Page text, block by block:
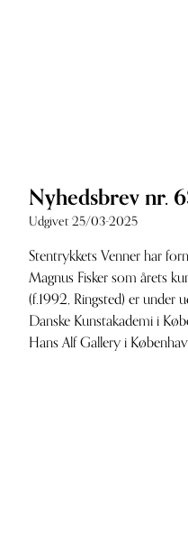
Nyhedsbrev nr.
Udgivet 25/03-2025
Stentrykkets Venner har
Magnus Fisker som årets
(f.1992, Ringsted) er under
Danske Kunstakademi i
Hans Alf Gallery i